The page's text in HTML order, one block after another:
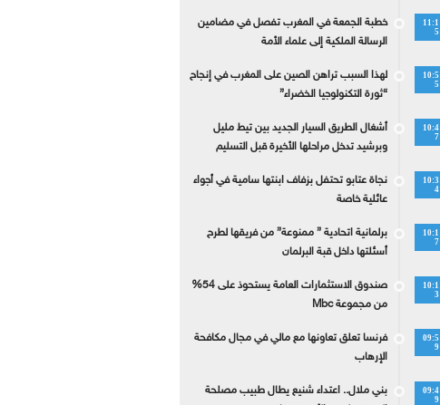
11:1
5
خطبة الجمعة في المغرب تفصل في مضامين
الرسالة الملكية إلى علماء الأمة
10:5
5
لهذا السبب تراهن الصين على المغرب في إنجاح
“ثورة التكنولوجيا الخضراء”
10:4
7
أشغال الطريق السيار الجديد بين تيط مليل
وبرشيد تدخل مراحلها الأخيرة قبل التسليم
10:3
4
نجاة عتابو تحتفل بزفاف ابنتها سامية في أجواء
عائلية خاصة
10:1
7
برلمانية اتحادية ” ممنوعة” من فريقها لطرح
أسئلتها داخل قبة البرلمان
10:1
3
صندوق الاستثمارات العامة يستحوذ على 54%
من مجموعة Mbc
09:5
9
فرنسا تعلق تعاونها مع مالي في مجال مكافحة
الإرهاب
09:4
9
بني ملال.. اعتداء شنيع يطال طبيب مصلحة